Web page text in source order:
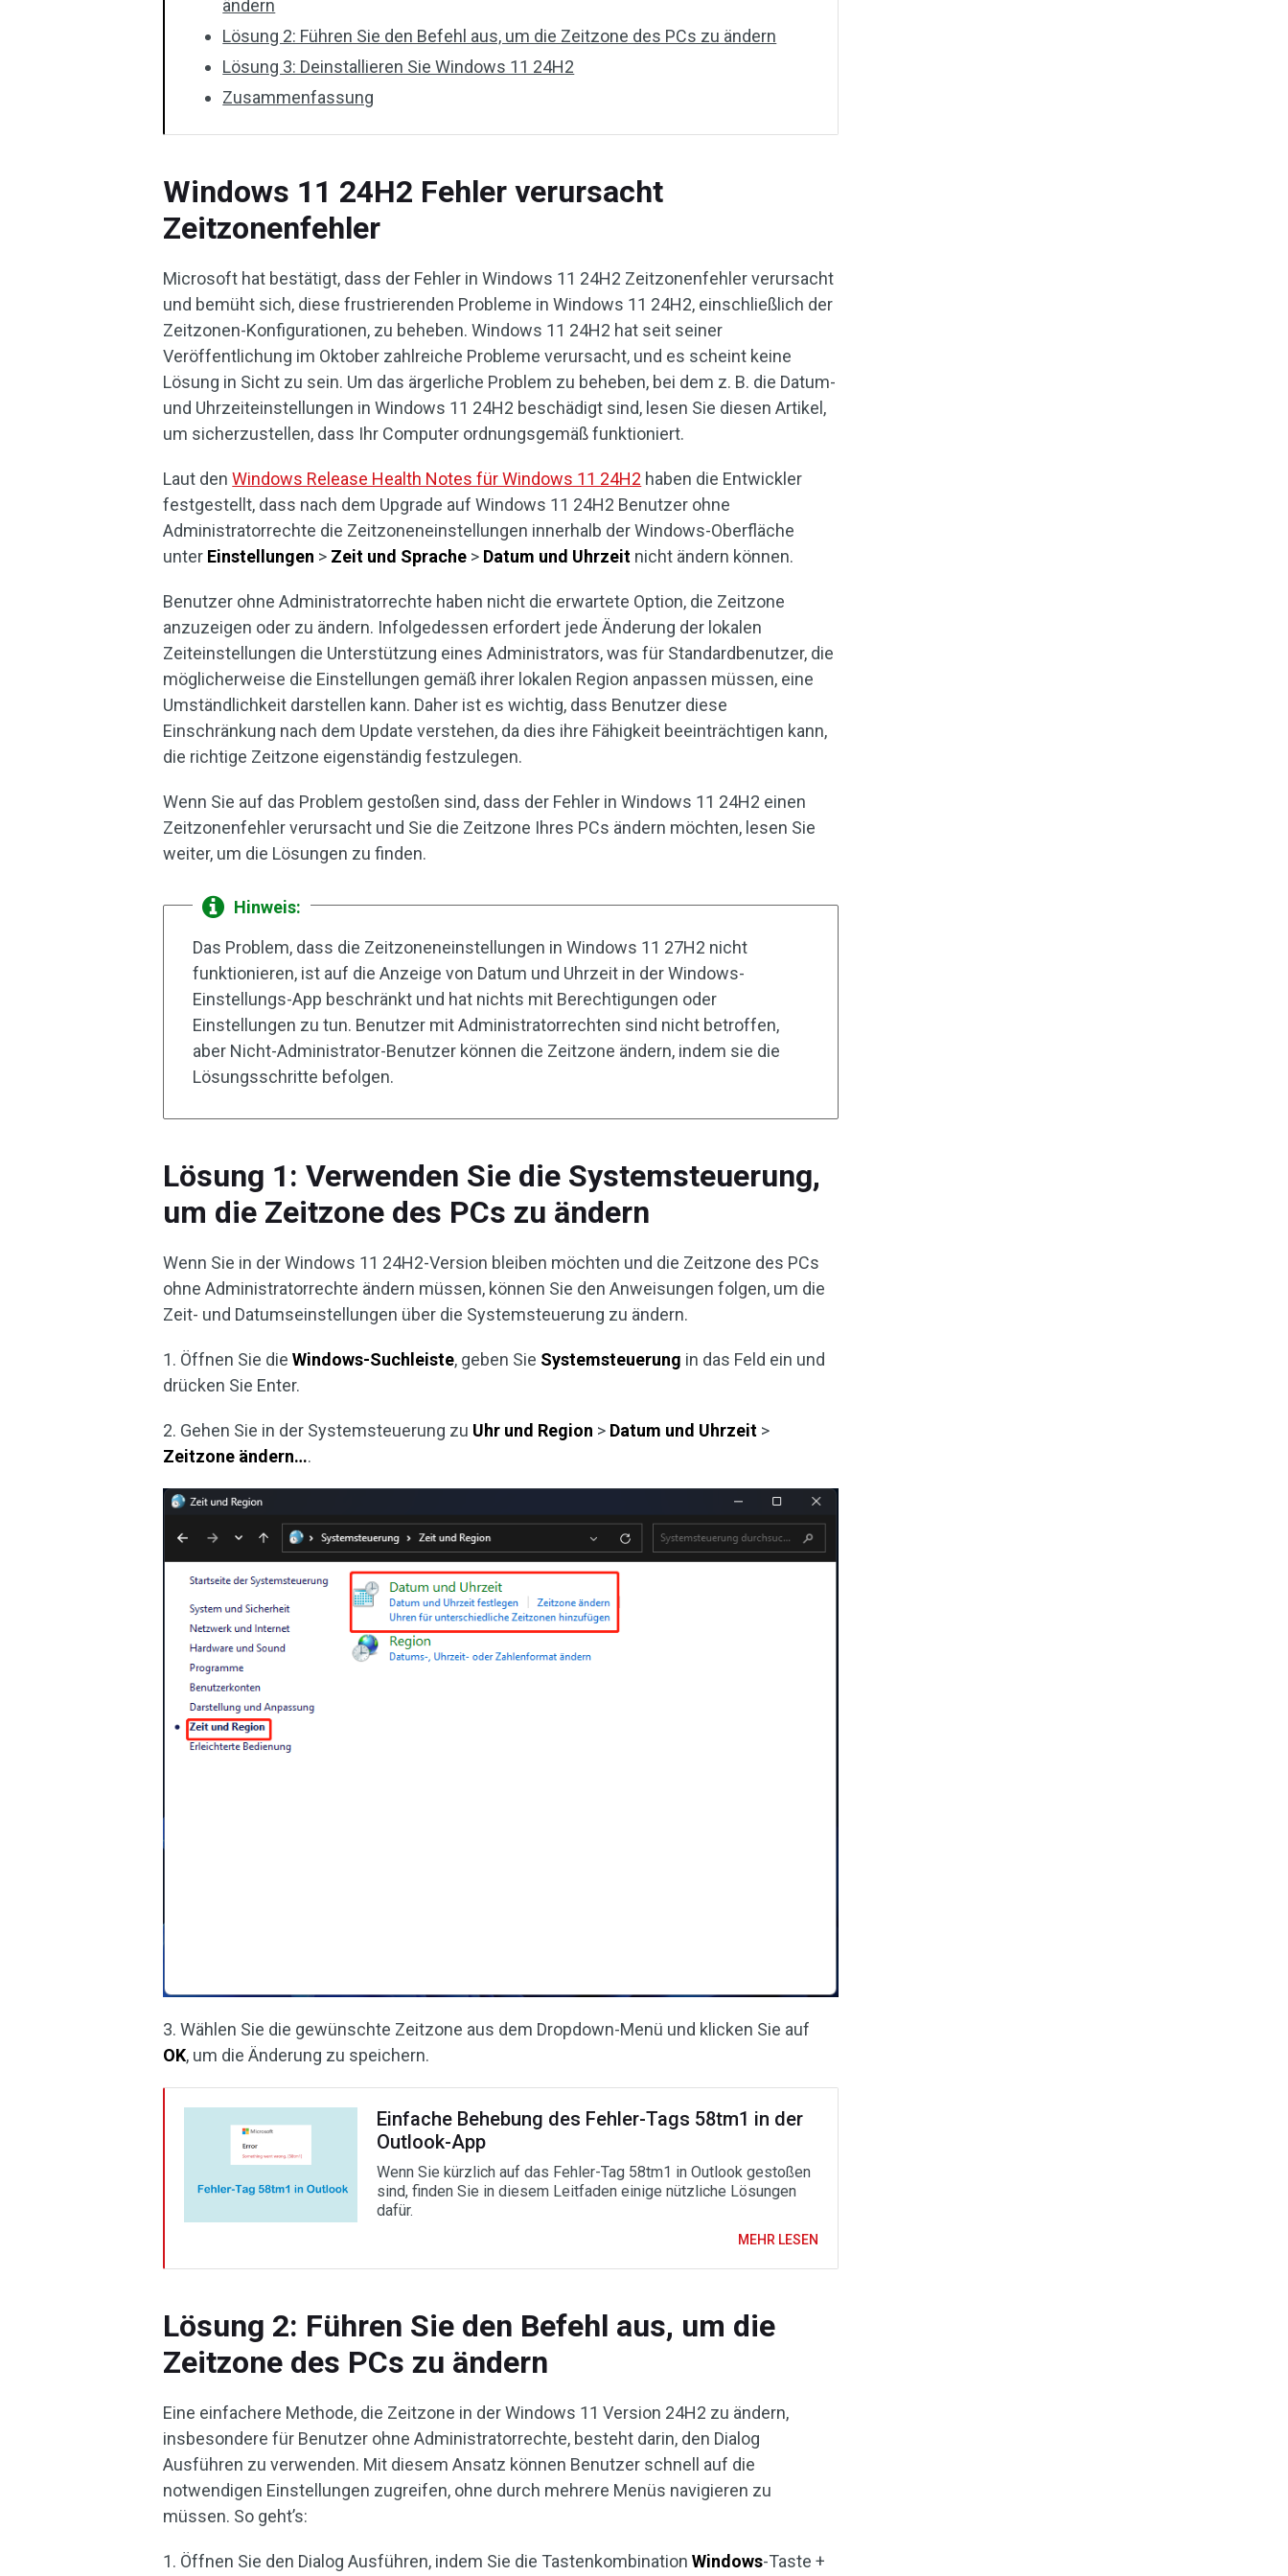
ändern
Lösung 2: Führen Sie den Befehl aus, um die Zeitzone des PCs zu ändern
Lösung 3: Deinstallieren Sie Windows 11 24H2
Zusammenfassung
Windows 11 24H2 Fehler verursacht
Zeitzonenfehler
Microsoft hat bestätigt, dass der Fehler in Windows 11 24H2 Zeitzonenfehler verursacht
und bemüht sich, diese frustrierenden Probleme in Windows 11 24H2, einschließlich der
Zeitzonen-Konfigurationen, zu beheben. Windows 11 24H2 hat seit seiner
Veröffentlichung im Oktober zahlreiche Probleme verursacht, und es scheint keine
Lösung in Sicht zu sein. Um das ärgerliche Problem zu beheben, bei dem z. B. die Datum-
und Uhrzeiteinstellungen in Windows 11 24H2 beschädigt sind, lesen Sie diesen Artikel,
um sicherzustellen, dass Ihr Computer ordnungsgemäß funktioniert.
Laut denWindows Release Health Notes für Windows 11 24H2 haben die Entwickler
festgestellt, dass nach dem Upgrade auf Windows 11 24H2 Benutzer ohne
Administratorrechte die Zeitzoneneinstellungen innerhalb der Windows-Oberfläche
unter Einstellungen > Zeit und Sprache > Datum und Uhrzeit nicht ändern können.
Benutzer ohne Administratorrechte haben nicht die erwartete Option, die Zeitzone
anzuzeigen oder zu ändern. Infolgedessen erfordert jede Änderung der lokalen
Zeiteinstellungen die Unterstützung eines Administrators, was für Standardbenutzer, die
möglicherweise die Einstellungen gemäß ihrer lokalen Region anpassen müssen, eine
Umständlichkeit darstellen kann. Daher ist es wichtig, dass Benutzer diese
Einschränkung nach dem Update verstehen, da dies ihre Fähigkeit beeinträchtigen kann,
die richtige Zeitzone eigenständig festzulegen.
Wenn Sie auf das Problem gestoßen sind, dass der Fehler in Windows 11 24H2 einen
Zeitzonenfehler verursacht und Sie die Zeitzone Ihres PCs ändern möchten, lesen Sie
weiter, um die Lösungen zu finden.
Hinweis:
Das Problem, dass die Zeitzoneneinstellungen in Windows 11 27H2 nicht
funktionieren, ist auf die Anzeige von Datum und Uhrzeit in der Windows-
Einstellungs-App beschränkt und hat nichts mit Berechtigungen oder
Einstellungen zu tun. Benutzer mit Administratorrechten sind nicht betroffen,
aber Nicht-Administrator-Benutzer können die Zeitzone ändern, indem sie die
Lösungsschritte befolgen.
Lösung 1: Verwenden Sie die Systemsteuerung,
um die Zeitzone des PCs zu ändern
Wenn Sie in der Windows 11 24H2-Version bleiben möchten und die Zeitzone des PCs
ohne Administratorrechte ändern müssen, können Sie den Anweisungen folgen, um die
Zeit- und Datumseinstellungen über die Systemsteuerung zu ändern.
1. Öffnen Sie dieWindows-Suchleiste, geben Sie Systemsteuerung in das Feld ein und
drücken Sie Enter.
2. Gehen Sie in der Systemsteuerung zu Uhr und Region > Datum und Uhrzeit >
Zeitzone ändern….
3. Wählen Sie die gewünschte Zeitzone aus dem Dropdown-Menü und klicken Sie auf
OK, um die Änderung zu speichern.
Einfache Behebung des Fehler-Tags 58tm1 in der
Outlook-App
Wenn Sie kürzlich auf das Fehler-Tag 58tm1 in Outlook gestoßen
sind, finden Sie in diesem Leitfaden einige nützliche Lösungen
dafür.
MEHR LESEN
Lösung 2: Führen Sie den Befehl aus, um die
Zeitzone des PCs zu ändern
Eine einfachere Methode, die Zeitzone in der Windows 11 Version 24H2 zu ändern,
insbesondere für Benutzer ohne Administratorrechte, besteht darin, den Dialog
Ausführen zu verwenden. Mit diesem Ansatz können Benutzer schnell auf die
notwendigen Einstellungen zugreifen, ohne durch mehrere Menüs navigieren zu
müssen. So geht’s:
1. Öffnen Sie den Dialog Ausführen, indem Sie die TastenkombinationWindows-Taste +